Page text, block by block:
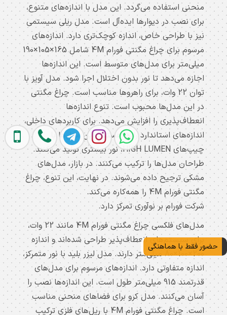
منحنی استفاده می‌گردد. این مدل با اندازه‌های متنوع،
برای نصب در دیوارها ایده‌آل است. مدل ریلی سیستمی
نیز با طراحی خاص، اندازه کوچک‌تری دارد. اندازه‌های
مرسوم برای چراغ مگنتی فورام 4M شامل 165×105×190
میلی‌متر برای مدل‌های متوسط است. این اندازه‌ها
اجازه می‌دهد تا نور بدون اختلال اجرا شود. مدل آویز با
توان 22 وات، برای راهروها مناسب است. چراغ مگنتی
در این مدل‌ها محبوب است. تنوع اندازه‌ها
انعطاف‌پذیری را افزایش می‌دهد. برای کاربردهای داخلی،
اندازه‌های استاندارد رایج هستند. این مدل‌ها با
چیپ‌های HIGH LUMEN، نور بیشتری تولید می‌کنند.
طراحان مدل‌ها را ترکیب می‌کنند. در بازار، مدل‌های
مشکی ترجیح داده می‌شوند. در نهایت، این تنوع، چراغ
مگنتی فورام 4M را همه‌کاره می‌کند.
شرکت فورام بر نوآوری تمرکز دارد.
مدل‌های فلکسی چراغ مگنتی فورام 4M مانند 22 وات،
برای سیستم‌های انعطاف‌پذیر طراحی شده‌اند و اندازه
200×100×80 میلی‌متر دارند. مدل لیزر بلید با نور متمرکز،
اندازه متفاوتی دارد. اندازه‌های مرسوم برای مدل‌های
قدرتمند 915 میلی‌متر طول است. این اندازه‌ها نصب را
آسان می‌کنند. مدل کرو برای فضاهای منحنی مناسب
است. چراغ مگنتی فورام 4M با ریل‌های فلزی ترکیب
های
021-
36483196
021-
36483196
تماس
بگیرید
.
لیست
چراغ
های
مگنتی
صفحه
34M
فورام
لیست
قیمت
کاتالوگ
حضور فقط با هماهنگی